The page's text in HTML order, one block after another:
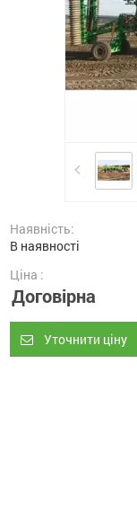
Наявність:
В наявності
Ціна :
Договірна
Уточнити ціну